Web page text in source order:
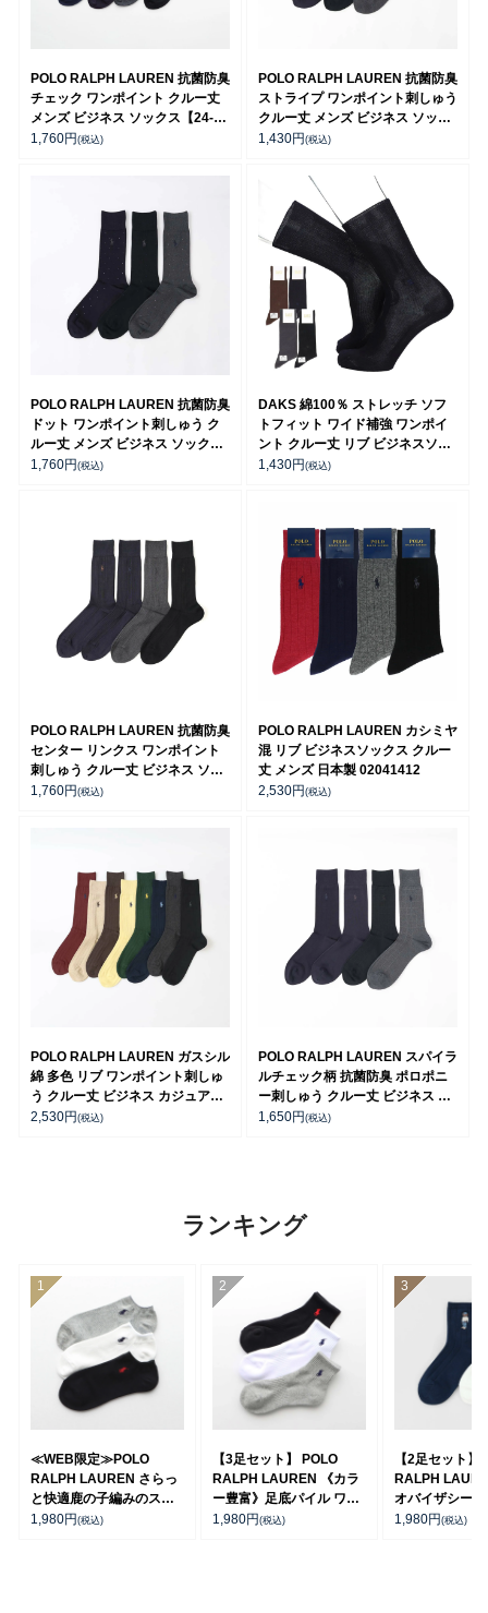
POLO RALPH LAUREN 抗菌防臭
チェック ワンポイント クルー丈
メンズ ビジネス ソックス【24-
25cm】【25-26cm】【27-
1,760円 (税込)
POLO RALPH LAUREN 抗菌防臭
ストライプ ワンポイント刺しゅう
クルー丈 メンズ ビジネス ソック
ス 02042390
1,430円 (税込)
POLO RALPH LAUREN 抗菌防臭
ドット ワンポイント刺しゅう ク
ルー丈 メンズ ビジネス ソックス
【25-27cm】02042385
1,760円 (税込)
DAKS 綿100％ ストレッチ ソフ
トフィット ワイド補強 ワンポイ
ント クルー丈 リブ ビジネスソッ
クス メンズ 日本製 02502560
1,430円 (税込)
POLO RALPH LAUREN 抗菌防臭
センター リンクス ワンポイント
刺しゅう クルー丈 ビジネス ソッ
クス メンズ【24-25cm】【25-
1,760円 (税込)
POLO RALPH LAUREN カシミヤ
混 リブ ビジネスソックス クルー
丈 メンズ 日本製 02041412
2,530円 (税込)
POLO RALPH LAUREN ガスシル
綿 多色 リブ ワンポイント刺しゅ
う クルー丈 ビジネス カジュアル
メンズ ソックス 02042700
2,530円 (税込)
POLO RALPH LAUREN スパイラ
ルチェック柄 抗菌防臭 ポロポニ
ー刺しゅう クルー丈 ビジネス メ
ンズ ソックス【25-26cm】
1,650円 (税込)
ランキング
≪WEB限定≫POLO
RALPH LAUREN さらっ
と快適鹿の子編みのスニ
ーカー丈ソックス 【3足
1,980円 (税込)
【3足セット】 POLO
RALPH LAUREN 《カラ
ー豊富》足底パイル ワン
ポイントソックス ショー
1,980円(税込)
【2足セット】
RALPH
オバイザシー
ア オーガニッ
1,980円(税込)